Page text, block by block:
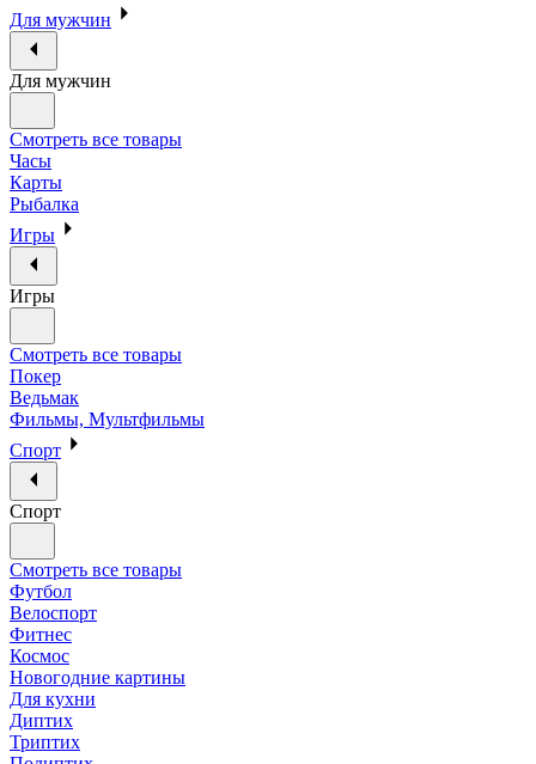
Для мужчин
Для мужчин
Смотреть все товары
Часы
Карты
Рыбалка
Игры
Игры
Смотреть все товары
Покер
Ведьмак
Фильмы, Мультфильмы
Спорт
Спорт
Смотреть все товары
Футбол
Велоспорт
Фитнес
Космос
Новогодние картины
Для кухни
Диптих
Триптих